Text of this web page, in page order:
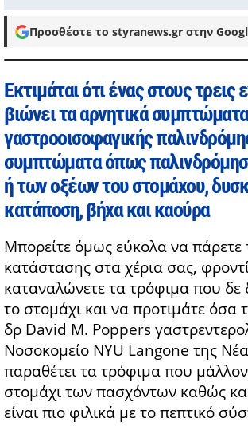
Προσθέστε το styranews.gr στην
Εκτιμάται ότι ένας στους τρεις
βιώνει τα αρνητικά
γαστροοισοφαγικής
συμπτώματα όπως
ή των οξέων του στομάχου,
κατάποση, βήχα και καούρα
Μπορείτε όμως εύκολα να πάρετε
κατάστασης στα χέρια σας,
καταναλώνετε τα τρόφιμα που
το στομάχι και να προτιμάτε όσα
δρ David M. Poppers
Νοσοκομείο NYU Langone της
παραθέτει τα τρόφιμα που
στομάχι των πασχόντων καθώς
είναι πιο φιλικά με το πεπτικό